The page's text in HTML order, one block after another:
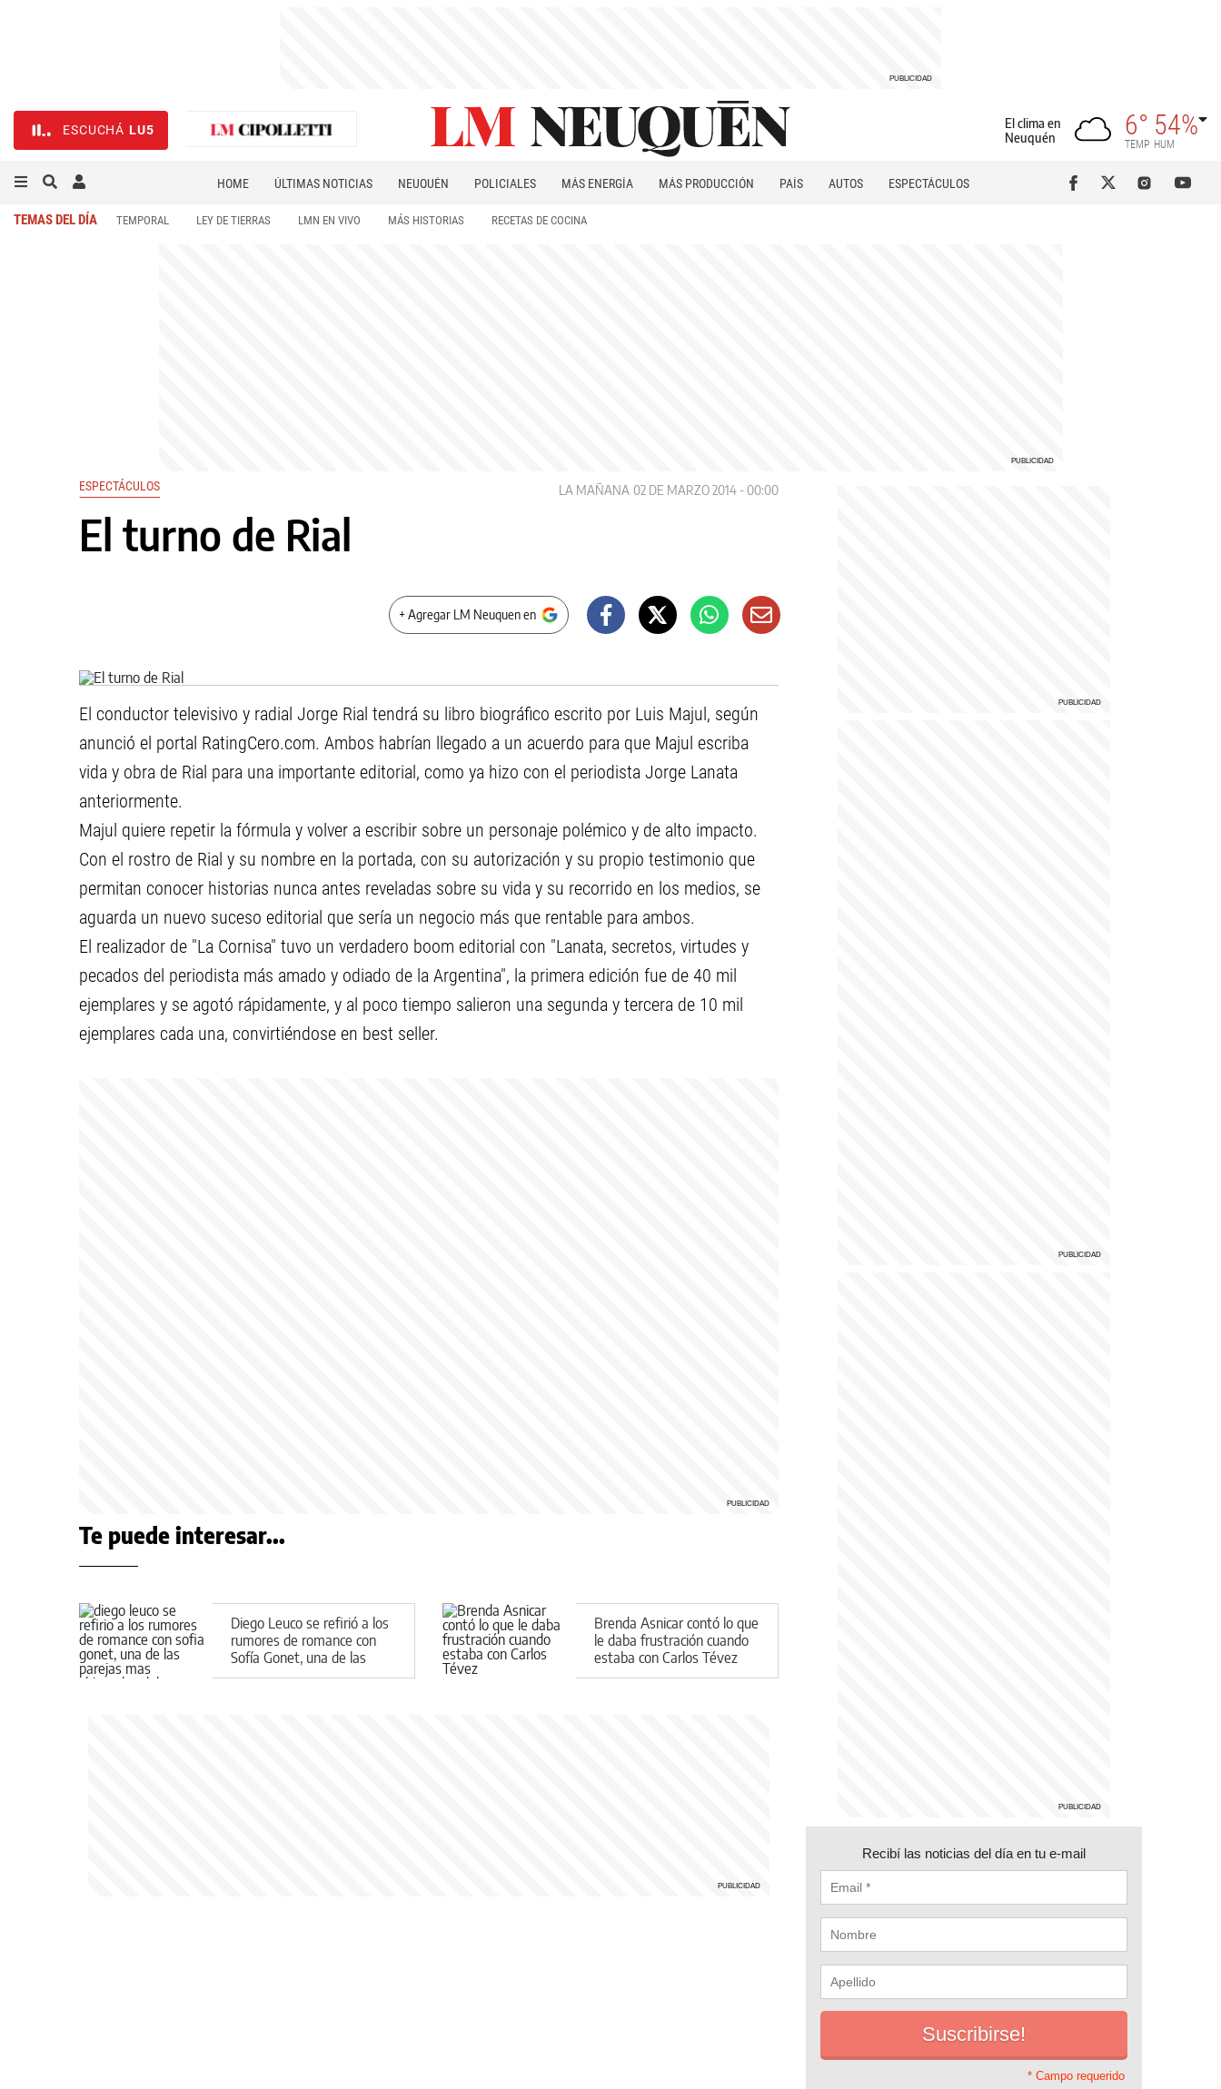
ESCUCHÁ LU5
El clima en
Neuquén
6°
TEMP
54%
HUM
HOME ÚLTIMAS NOTICIAS NEUQUÉN POLICIALES MÁS ENERGÍA MÁS PRODUCCIÓN PAÍS AUTOS
ESPECTÁCULOS
TEMAS DEL DÍA TEMPORAL LEY DE TIERRAS LMN EN VIVO MÁS HISTORIAS RECETAS DE COCINA
ESPECTÁCULOS LA MAÑANA 02 DE MARZO 2014 - 00:00
El turno de Rial
+ Agregar LM Neuquen en
El conductor televisivo y radial Jorge Rial tendrá su libro biográfico escrito por Luis Majul, según
anunció el portal RatingCero.com. Ambos habrían llegado a un acuerdo para que Majul escriba
vida y obra de Rial para una importante editorial, como ya hizo con el periodista Jorge Lanata
anteriormente.
Majul quiere repetir la fórmula y volver a escribir sobre un personaje polémico y de alto impacto.
Con el rostro de Rial y su nombre en la portada, con su autorización y su propio testimonio que
permitan conocer historias nunca antes reveladas sobre su vida y su recorrido en los medios, se
aguarda un nuevo suceso editorial que sería un negocio más que rentable para ambos.
El realizador de "La Cornisa" tuvo un verdadero boom editorial con "Lanata, secretos, virtudes y
pecados del periodista más amado y odiado de la Argentina", la primera edición fue de 40 mil
ejemplares y se agotó rápidamente, y al poco tiempo salieron una segunda y tercera de 10 mil
ejemplares cada una, convirtiéndose en best seller.
Te puede interesar...
Diego Leuco se refirió a los
rumores de romance con
Sofía Gonet, una de las
parejas más shipeadas del
Brenda Asnicar contó lo que
le daba frustración cuando
estaba con Carlos Tévez
Recibí las noticias del día en tu e-mail
* Campo requerido